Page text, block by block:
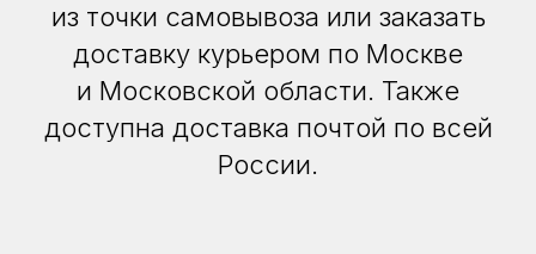
из точки самовывоза или заказать
доставку курьером по Москве
и Московской области. Также
доступна доставка почтой по всей
России.